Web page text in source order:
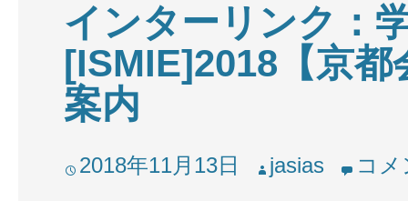
インターリンク：
[ISMIE]2018【京都
案内
2018年11月13日 jasias コ